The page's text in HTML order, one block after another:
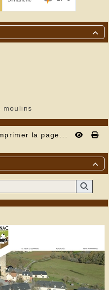

moulins
la page...
